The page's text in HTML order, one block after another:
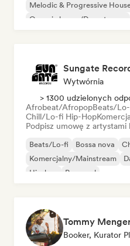
Melodic & Progressive
Organic house/Downtempo
Sungate
Wytwórnia
> 1300 udzielonych
Afrobeat/AfropopBeats/
Chill/Lo-fi Hip-Hop
Podpisz umowę z
Beats/Lo-fi Bossa nova
Komercjalny/Mainstream
Hip-hop
Pop-soul
Tommy
Booker, Kurator